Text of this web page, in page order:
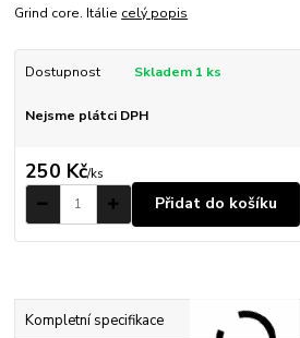
Grind core. Itálie celý popis
Dostupnost Skladem 1 ks
Nejsme plátci DPH
250 Kč/ks
Přidat do košíku
Kompletní specifikace